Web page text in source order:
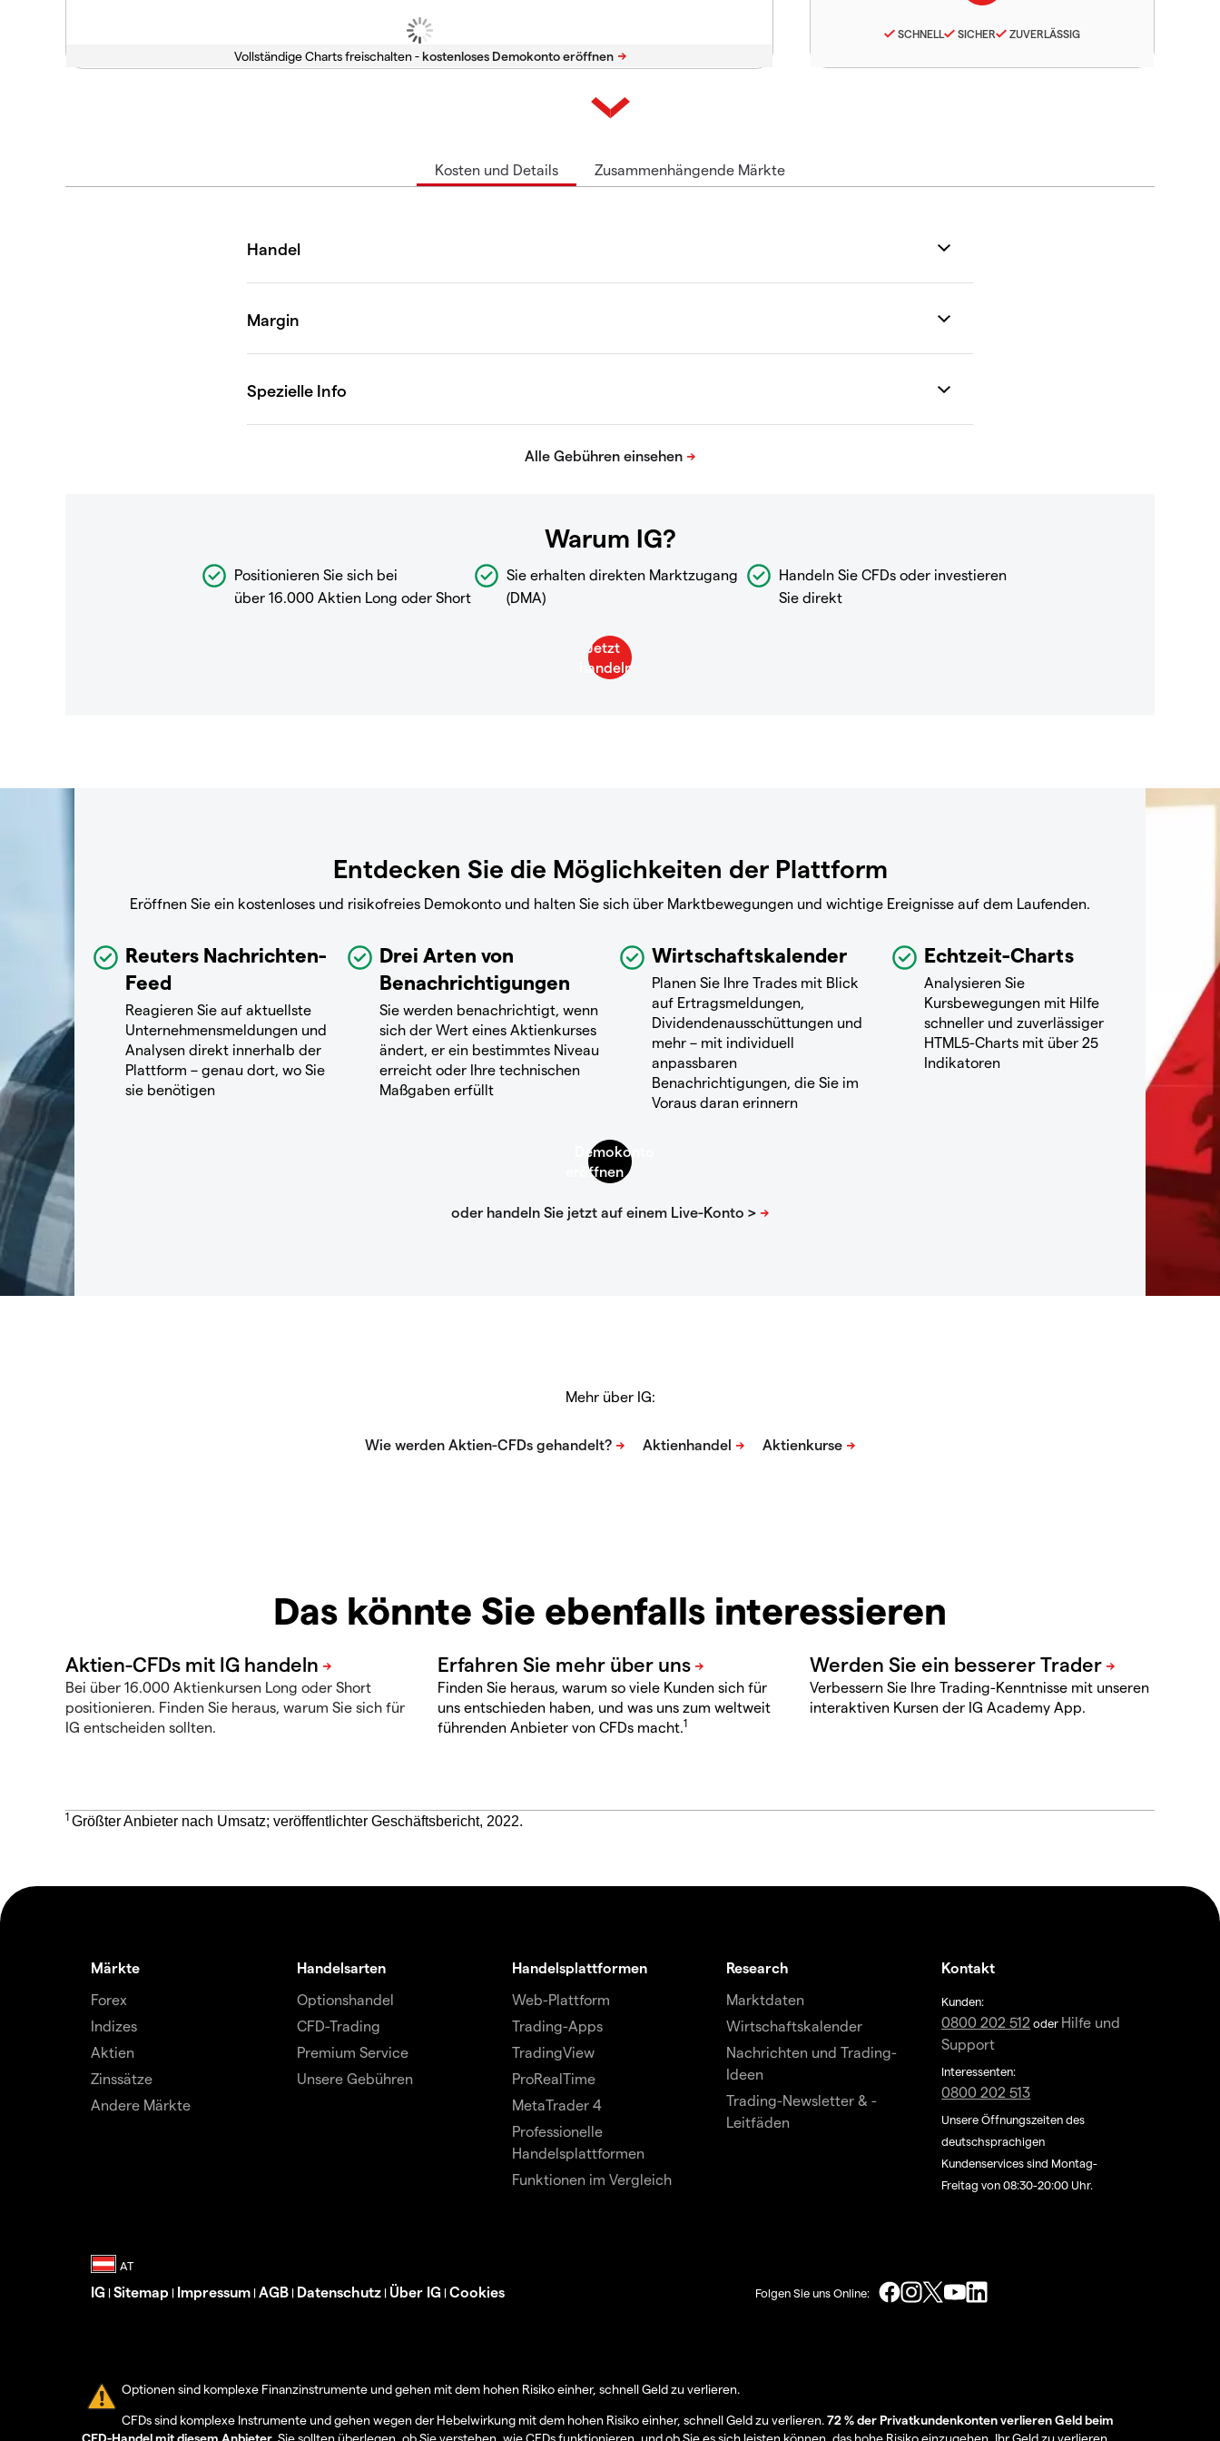
Vollständige Charts freischalten -
SCHNELL SICHER ZUVERLÄSSIG
Kosten und Details Zusammenhängende Märkte
Warum IG?
Positionieren Sie sich bei
über 16.000 Aktien Long oder Short
Sie erhalten direkten Marktzugang
(DMA)
Handeln Sie CFDs oder investieren
Sie direkt
Entdecken Sie die Möglichkeiten der Plattform
Eröffnen Sie ein kostenloses und risikofreies Demokonto und halten Sie sich über Marktbewegungen und wichtige Ereignisse auf dem Laufenden.
Reuters Nachrichten-
Feed
Reagieren Sie auf aktuellste
Unternehmensmeldungen und
Analysen direkt innerhalb der
Plattform – genau dort, wo Sie
sie benötigen
Drei Arten von
Benachrichtigungen
Sie werden benachrichtigt, wenn
sich der Wert eines Aktienkurses
ändert, er ein bestimmtes Niveau
erreicht oder Ihre technischen
Maßgaben erfüllt
Wirtschaftskalender
Planen Sie Ihre Trades mit Blick
auf Ertragsmeldungen,
Dividendenausschüttungen und
mehr – mit individuell
anpassbaren
Benachrichtigungen, die Sie im
Voraus daran erinnern
Echtzeit-Charts
Analysieren Sie
Kursbewegungen mit Hilfe
schneller und zuverlässiger
HTML5-Charts mit über 25
Indikatoren
Mehr über IG:
Das könnte Sie ebenfalls interessieren
Bei über 16.000 Aktienkursen Long oder Short
positionieren. Finden Sie heraus, warum Sie sich für
IG entscheiden sollten.
Finden Sie heraus, warum so viele Kunden sich für
uns entschieden haben, und was uns zum weltweit
führenden Anbieter von CFDs macht.1
Verbessern Sie Ihre Trading-Kenntnisse mit unseren
interaktiven Kursen der IG Academy App.
1 Größter Anbieter nach Umsatz; veröffentlichter Geschäftsbericht, 2022.
Märkte
Forex
Indizes
Aktien
Zinssätze
Andere Märkte
Handelsarten
Optionshandel
CFD-Trading
Premium Service
Unsere Gebühren
Handelsplattformen
Web-Plattform
Trading-Apps
TradingView
ProRealTime
MetaTrader 4
Professionelle
Handelsplattformen
Funktionen im Vergleich
Research
Marktdaten
Wirtschaftskalender
Nachrichten und Trading-
Ideen
Trading-Newsletter & -
Leitfäden
Kontakt
Kunden:
0800 202 512 oder Hilfe und
Support
Interessenten:
0800 202 513
Unsere Öffnungszeiten des
deutschsprachigen
Kundenservices sind Montag-
Freitag von 08:30-20:00 Uhr.
IG | Sitemap | Impressum | AGB | Datenschutz | Über IG | Cookies Folgen Sie uns Online:
Optionen sind komplexe Finanzinstrumente und gehen mit dem hohen Risiko einher, schnell Geld zu verlieren.
CFDs sind komplexe Instrumente und gehen wegen der Hebelwirkung mit dem hohen Risiko einher, schnell Geld zu verlieren.72 % der Privatkundenkonten verlieren Geld beim